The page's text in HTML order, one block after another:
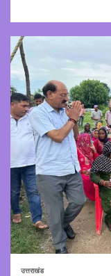
उत्तराखंड